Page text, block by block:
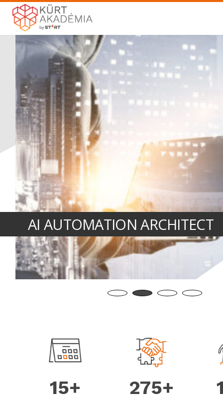
ALKALMAZOTT AGENTIC AI
A CHATGPT-N TÚL: ÉPÍTS OLYAN AI
AMELYEK NEM CSAK BESZÉLNEK, HANEM
15+ 275+